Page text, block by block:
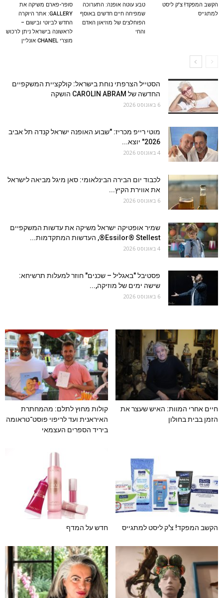
הקשב המפקד! צ'ק ליסט
למתגייס
טבע עוטה אופנה: התערוכה
שמפיחה חיים חדשים באוסף
הפוחלצים של מוזיאון האדם
והחי
סופר-פארם משיקה את
GALLERY: אתר היוקרה
החדש לביוטי ובישום –
לראשונה בישראל ניתן לרכוש
מוצרי CHANEL אונליין
הסטייל הצרפתי נוחת בישראל: קולקציית המשקפיים
החדשה של CAROLIN ABRAM הושקה
6 באוגוסט 2026
מוטי רייפ מכריז: "שבוע האופנה ישראל קנדה תל אביב
2026" יוצא...
4 באוגוסט 2026
לכבוד יום הבירה הבינלאומי: סאן מיגל מביאה לישראל
את אווירת הקיץ...
6 באוגוסט 2026
שמיר אופטיקה ישראל משיקה את עדשות המשקפיים
Essilor® Stellest®, העדשות המתקדמות...
4 באוגוסט 2026
פסטיבל "באגליל – שכנים" חוזר למעלות תרשיחא:
שישה ימים של מוזיקה,...
6 באוגוסט 2026
חיים אחרי המוות: האיש שעצר את
הזמן בבית בחולון
קולות מחוץ לתלם: מהמחתרת
האיראנית ועד לריפוי פוסט־טראומה
ביריד הספרים העצמאי
הקשב המפקד! צ'ק ליסט למתגייס חדש על המדף